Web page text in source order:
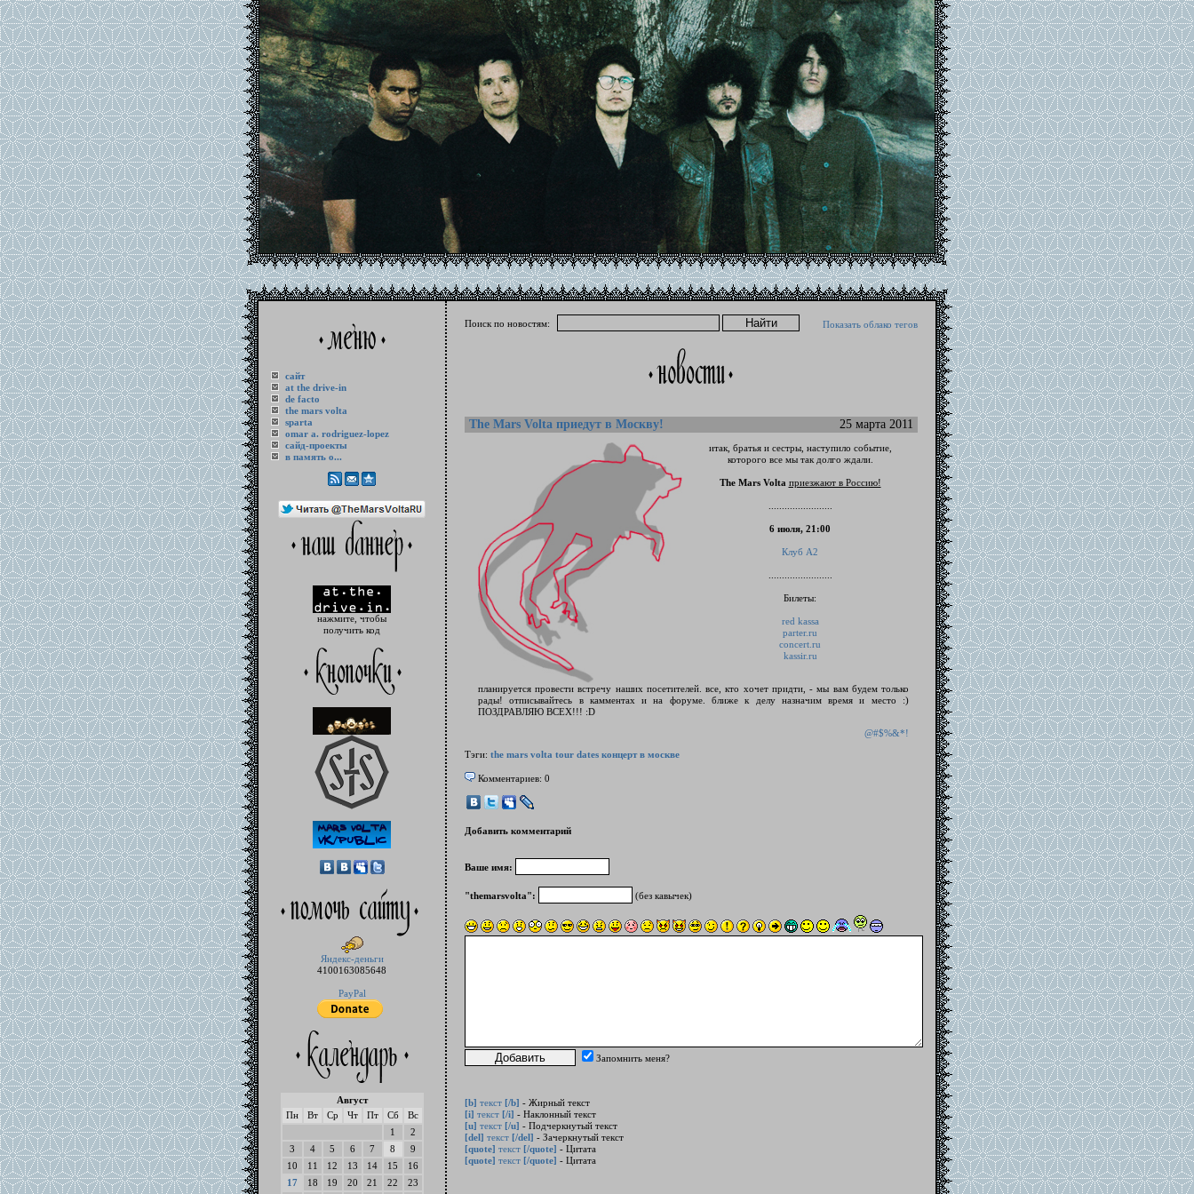
сайт
at the drive-in
de facto
the mars volta
sparta
omar a. rodriguez-lopez
cайд-проекты
в память о...
нажмите, чтобы
получить код
Яндекс-деньги
4100163085648
PayPal
Август
Пн
Вт Ср Чт Пт Сб
Вс
1
2
3
4 5 6 7 8
9
10
11 12 13 14 15
16
17
18 19 20 21 22 23
Поиск по новостям: Показать облако тегов
The Mars Volta приедут в Москву! 25 марта 2011
итак, братья и сестры, наступило событие,
которого все мы так долго ждали.
The Mars Volta приезжают в Россию!
6 июля, 21:00
Клуб А2
Билеты:
red kassa
parter.ru
concert.ru
kassir.ru
планируется провести встречу наших посетителей. все, кто хочет придти, - мы вам будем только
рады! отписывайтесь в камментах и на форуме. ближе к делу назначим время и место :)
ПОЗДРАВЛЯЮ ВСЕХ!!! :D
@#$%&*!
Тэги: the mars volta tour dates концерт в москве
Комментариев: 0
Добавить комментарий
Ваше имя:
"themarsvolta": (без кавычек)
Запомнить меня?
[b] текст [/b] - Жирный текст
[i] текст [/i] - Наклонный текст
[u] текст [/u] - Подчеркнутый текст
[del] текст [/del] - Зачеркнутый текст
[quote] текст [/quote] - Цитата
[quote] текст [/quote] - Цитата